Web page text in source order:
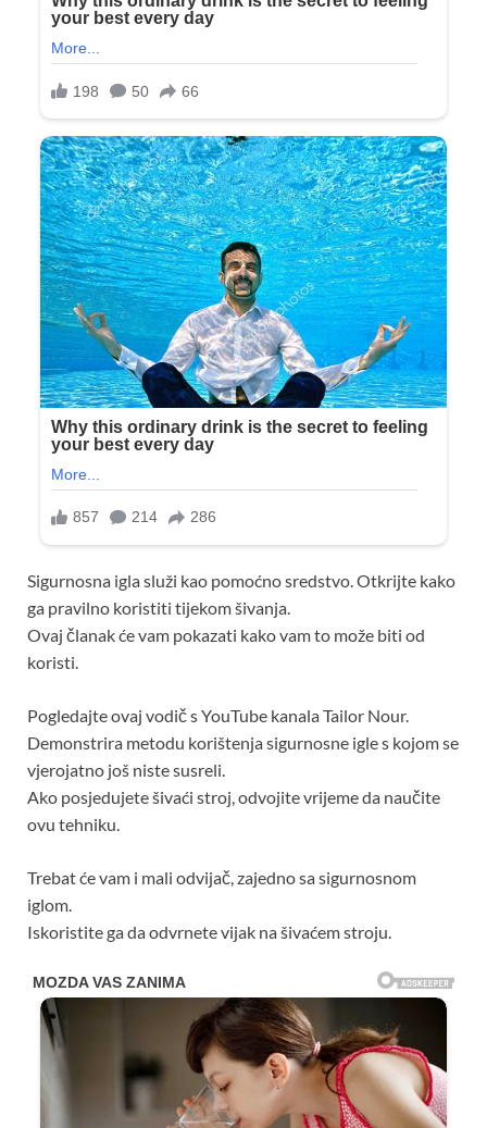
Sigurnosna igla služi kao pomoćno sredstvo. Otkrijte kako
ga pravilno koristiti tijekom šivanja.
Ovaj članak će vam pokazati kako vam to može biti od
koristi.
Pogledajte ovaj vodič s YouTube kanala Tailor Nour.
Demonstrira metodu korištenja sigurnosne igle s kojom se
vjerojatno još niste susreli.
Ako posjedujete šivaći stroj, odvojite vrijeme da naučite
ovu tehniku.
Trebat će vam i mali odvijač, zajedno sa sigurnosnom
iglom.
Iskoristite ga da odvrnete vijak na šivaćem stroju.